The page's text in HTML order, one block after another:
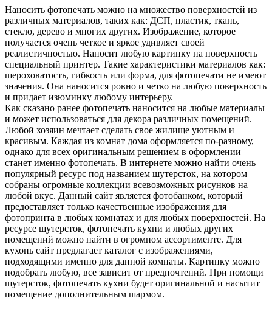
Наносить фотопечать можно на множество поверхностей из
различных материалов, таких как: ДСП, пластик, ткань,
стекло, дерево и многих других. Изображение, которое
получается очень четкое и яркое удивляет своей
реалистичностью. Наносит любую картинку на поверхность
специальный принтер. Такие характеристики материалов как:
шероховатость, гибкость или форма, для фотопечати не имеют
значения. Она наносится ровно и четко на любую поверхность
и придает изюминку любому интерьеру.
Как сказано ранее фотопечать наносится на любые материалы
и может использоваться для декора различных помещений.
Любой хозяин мечтает сделать свое жилище уютным и
красивым. Каждая из комнат дома оформляется по-разному,
однако для всех оригинальным решением в оформлении
станет именно фотопечать. В интернете можно найти очень
популярный ресурс под названием шутерсток, на котором
собраны огромные коллекции всевозможных рисунков на
любой вкус. Данный сайт является фотобанком, который
предоставляет только качественные изображения для
фотопринта в любых комнатах и для любых поверхностей. На
ресурсе шутерсток, фотопечать кухни и любых других
помещений можно найти в огромном ассортименте. Для
кухонь сайт предлагает каталог с изображениями,
подходящими именно для данной комнаты. Картинку можно
подобрать любую, все зависит от предпочтений. При помощи
шутерсток, фотопечать кухни будет оригинальной и насытит
помещение дополнительным шармом.